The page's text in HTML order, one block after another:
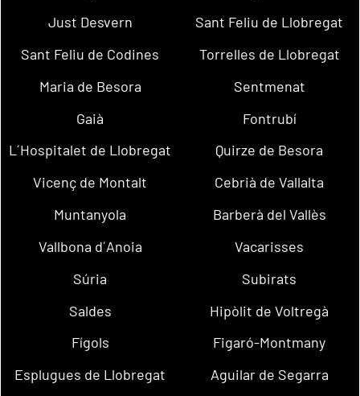
Just Desvern
Sant Feliu de Llobregat
Sant Feliu de Codines
Torrelles de Llobregat
Maria de Besora
Sentmenat
Gaià
Fontrubí
L´Hospitalet de Llobregat
Quirze de Besora
Vicenç de Montalt
Cebrià de Vallalta
Muntanyola
Barberà del Vallès
Vallbona d´Anoia
Vacarisses
Súria
Subirats
Saldes
Hipòlit de Voltregà
Fígols
Figaró-Montmany
Esplugues de Llobregat
Aguilar de Segarra